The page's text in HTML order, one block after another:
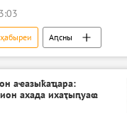
Аԥсны
аҽазыҟаҵара:
ахада ихаҭыԥуаҩ